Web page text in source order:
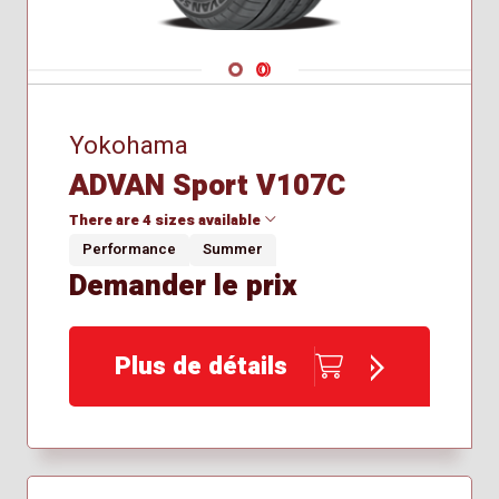
Navigate 1
Navigate 2
Yokohama
ADVAN Sport V107C
There are 4 sizes available
265/35R20
295/35R19
Performance Summer
Demander le prix
Plus de détails